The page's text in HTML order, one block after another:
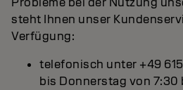
steht Ihnen unser
Verfügung:
telefonisch unter +49
bis Donnerstag von 7:30